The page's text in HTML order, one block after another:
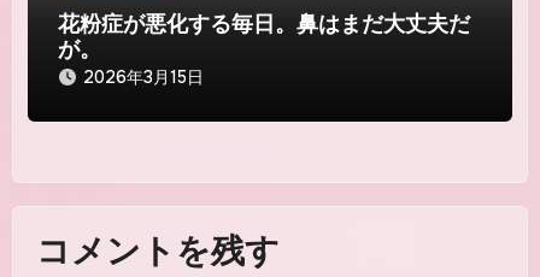
花粉症が悪化する毎日。鼻はまだ大丈夫だ
が。
2026年3月15日
コメントを残す